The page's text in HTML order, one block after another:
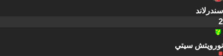
سندرلاند
2
نورويتش سيتي